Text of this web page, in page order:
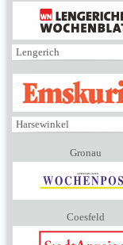
MENÜ
Lengerich
EMSKURIER
Harsewinkel
Gronau
Coesfeld